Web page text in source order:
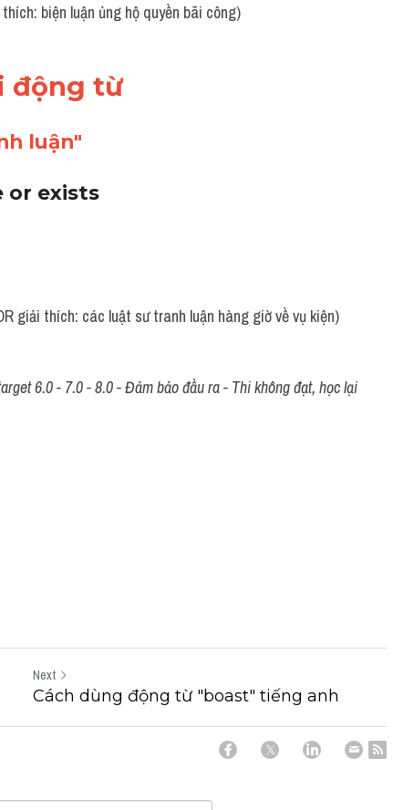
biện luận ủng hộ quyền bãi công)
động từ
luận"
or exists
giải thích: các luật sư tranh luận hàng giờ về vụ kiện)
6.0 - 7.0 - 8.0 - Đảm bảo đầu ra - Thi không đạt, học lại
Next
Cách dùng động từ "boast" tiếng anh